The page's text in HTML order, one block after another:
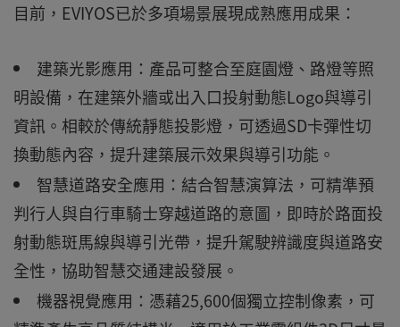
目前，EVIYOS已於多項場景展現成熟應用成果：
建築光影應用：產品可整合至庭園燈、路燈等照
明設備，在建築外牆或出入口投射動態Logo與導引
資訊。相較於傳統靜態投影燈，可透過SD卡彈性切
換動態內容，提升建築展示效果與導引功能。
智慧道路安全應用：結合智慧演算法，可精準預
判行人與自行車騎士穿越道路的意圖，即時於路面投
射動態斑馬線與導引光帶，提升駕駛辨識度與道路安
全性，協助智慧交通建設發展。
機器視覺應用：憑藉25,600個獨立控制像素，可